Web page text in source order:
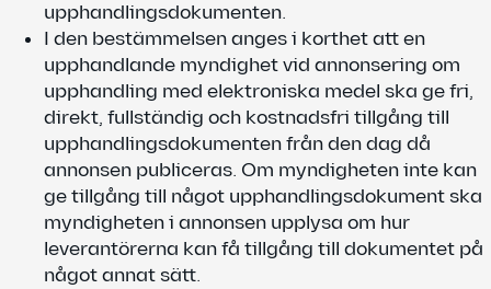
upphandlingsdokumenten.
I den bestämmelsen anges i korthet att en
upphandlande myndighet vid annonsering om
upphandling med elektroniska medel ska ge fri,
direkt, fullständig och kostnadsfri tillgång till
upphandlingsdokumenten från den dag då
annonsen publiceras. Om myndigheten inte kan
ge tillgång till något upphandlingsdokument ska
myndigheten i annonsen upplysa om hur
leverantörerna kan få tillgång till dokumentet på
något annat sätt.